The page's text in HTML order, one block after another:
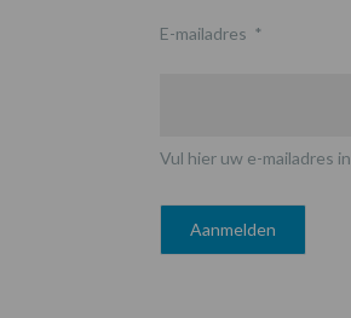
E-mailadres *
Vul hier uw e-mailadres in